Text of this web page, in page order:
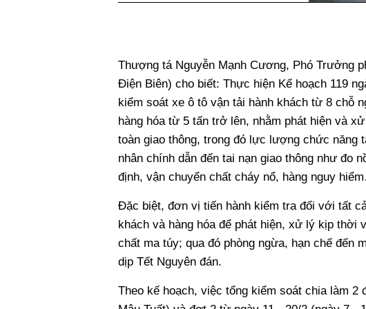
Thượng tá Nguyễn Mạnh Cương, Phó Trưởng
Điện Biên) cho biết: Thực hiện Kế hoạch 119
kiểm soát xe ô tô vận tải hành khách từ 8 chỗ
hàng hóa từ 5 tấn trở lên, nhằm phát hiện và
toàn giao thông, trong đó lực lượng chức năng
nhân chính dẫn đến tai nạn giao thông như đo
định, vận chuyển chất cháy nổ, hàng nguy
Đặc biệt, đơn vị tiến hành kiểm tra đối với tất
khách và hàng hóa để phát hiện, xử lý kịp thời
chất ma túy; qua đó phòng ngừa, hạn chế đến
dịp Tết Nguyên đán.
Theo kế hoạch, việc tổng kiểm soát chia làm